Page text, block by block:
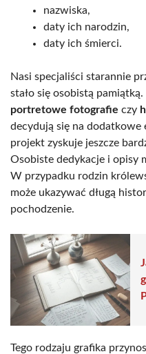
nazwiska,
daty ich narodzin,
daty ich śmierci.
Nasi specjaliści starannie
stało się osobistą
portretowe fotografie czy
decydują się na dodatkowe
projekt zyskuje jeszcze
Osobiste dedykacje i opisy
W przypadku rodzin
może ukazywać długą
pochodzenie.
Tego rodzaju grafika